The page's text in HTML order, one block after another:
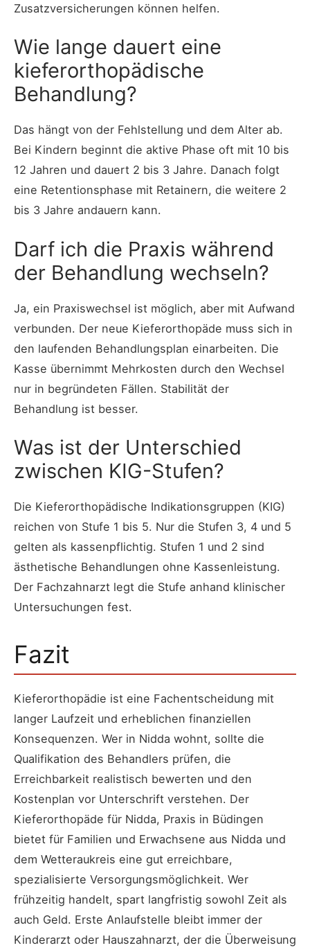
Zusatzversicherungen können helfen.
Wie lange dauert eine
kieferorthopädische
Behandlung?
Das hängt von der Fehlstellung und dem Alter ab.
Bei Kindern beginnt die aktive Phase oft mit 10 bis
12 Jahren und dauert 2 bis 3 Jahre. Danach folgt
eine Retentionsphase mit Retainern, die weitere 2
bis 3 Jahre andauern kann.
Darf ich die Praxis während
der Behandlung wechseln?
Ja, ein Praxiswechsel ist möglich, aber mit Aufwand
verbunden. Der neue Kieferorthopäde muss sich in
den laufenden Behandlungsplan einarbeiten. Die
Kasse übernimmt Mehrkosten durch den Wechsel
nur in begründeten Fällen. Stabilität der
Behandlung ist besser.
Was ist der Unterschied
zwischen KIG-Stufen?
Die Kieferorthopädische Indikationsgruppen (KIG)
reichen von Stufe 1 bis 5. Nur die Stufen 3, 4 und 5
gelten als kassenpflichtig. Stufen 1 und 2 sind
ästhetische Behandlungen ohne Kassenleistung.
Der Fachzahnarzt legt die Stufe anhand klinischer
Untersuchungen fest.
Fazit
Kieferorthopädie ist eine Fachentscheidung mit
langer Laufzeit und erheblichen finanziellen
Konsequenzen. Wer in Nidda wohnt, sollte die
Qualifikation des Behandlers prüfen, die
Erreichbarkeit realistisch bewerten und den
Kostenplan vor Unterschrift verstehen. Der
Kieferorthopäde für Nidda, Praxis in Büdingen
bietet für Familien und Erwachsene aus Nidda und
dem Wetteraukreis eine gut erreichbare,
spezialisierte Versorgungsmöglichkeit. Wer
frühzeitig handelt, spart langfristig sowohl Zeit als
auch Geld. Erste Anlaufstelle bleibt immer der
Kinderarzt oder Hauszahnarzt, der die Überweisung